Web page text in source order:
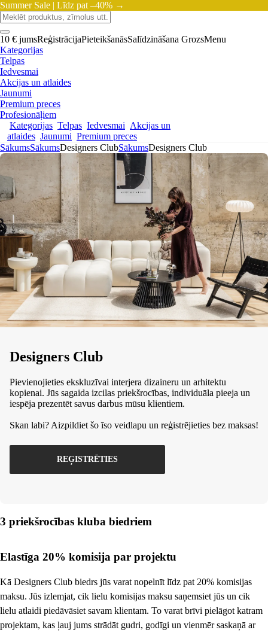
Summer Sale | Līdz pat –40% →
10 € jumsReģistrācijaPieteikšanāsSalīdzināšana GrozsMenu
Kategorijas
Telpas
Iedvesmai
Akcijas un atlaides
Jaunumi
Premium preces
Profesionāļiem
Kategorijas Telpas Iedvesmai Akcijas un
atlaides Jaunumi Premium preces
SākumsSākumsDesigners ClubSākumsDesigners Club
Designers Club
Pievienojieties ekskluzīvai interjera dizaineru un arhitektu
kopienai. Jūs sagaida izcilas priekšrocības, individuāla pieeja un
iespēja prezentēt savus darbus mūsu klientiem.
Skan labi? Aizpildiet šo īso veidlapu un reģistrējieties bez maksas!
REĢISTRĒTIES
3 priekšrocības kluba biedriem
Elastīga 20% komisija par projektu
Kā Designers Club biedrs jūs varat nopelnīt līdz pat 20% komisijas
maksu. Jūs izlemjat, cik lielu komisijas maksu saņemsiet jūs un cik
lielu atlaidi piedāvāsiet savam klientam. To varat brīvi pielāgot katram
projektam, kas ļauj jums strādāt gudri, godīgi un vienmēr saskaņā ar